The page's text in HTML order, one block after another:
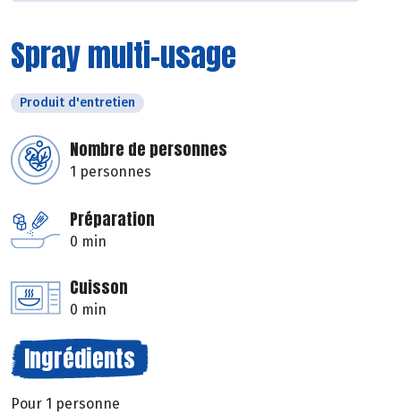
Spray multi-usage
Produit d'entretien
Nombre de personnes
1 personnes
Préparation
0 min
Cuisson
0 min
Ingrédients
Pour 1 personne